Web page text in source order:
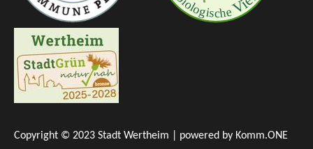
Copyright © 2023 Stadt Wertheim | powered by Komm.ONE